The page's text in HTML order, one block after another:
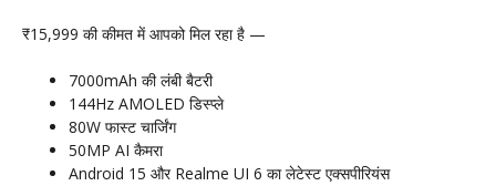
₹15,999 की कीमत में आपको मिल रहा है —
7000mAh की लंबी बैटरी
144Hz AMOLED डिस्प्ले
80W फास्ट चार्जिंग
50MP AI कैमरा
Android 15 और Realme UI 6 का लेटेस्ट एक्सपीरियंस